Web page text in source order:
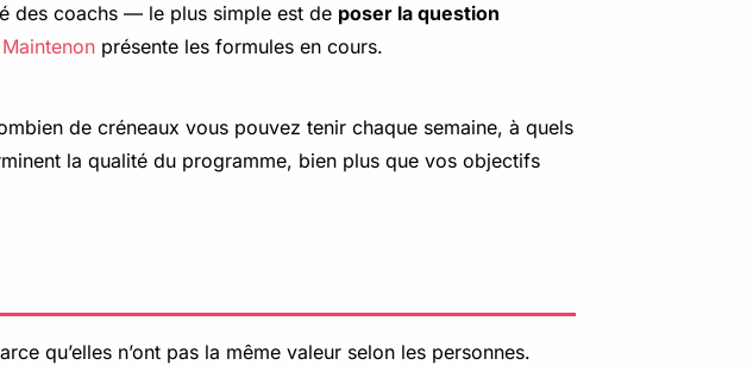
des coachs — le plus simple est de poser la question
présente les formules en cours.
de créneaux vous pouvez tenir chaque semaine, à quels
la qualité du programme, bien plus que vos objectifs
qu’elles n’ont pas la même valeur selon les personnes.